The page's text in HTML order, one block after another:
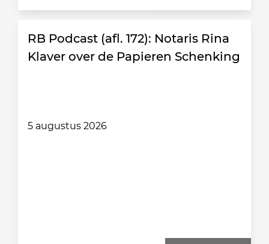
RB Podcast (afl. 172): Notaris Rina
Klaver over de Papieren Schenking
5 augustus 2026